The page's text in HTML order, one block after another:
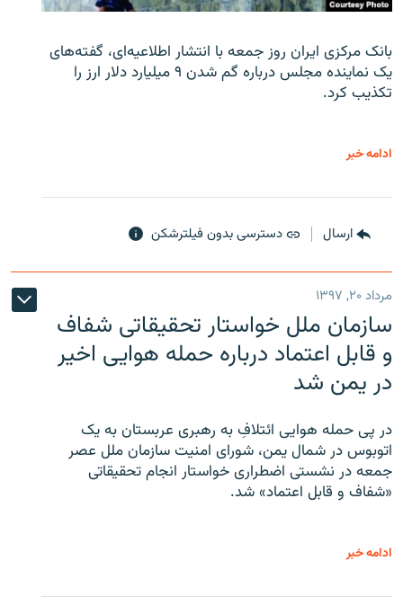
بانک مرکزی ایران روز جمعه با انتشار اطلاعیه‌ای، گفته‌های
یک نماینده مجلس درباره گم شدن ۹ میلیارد دلار ارز را
تکذیب کرد.
ادامه خبر
ارسال دسترسی بدون فیلترشکن
مرداد ۲۰, ۱۳۹۷
سازمان ملل خواستار تحقیقاتی شفاف
و قابل اعتماد درباره حمله هوایی اخیر
در یمن شد
در پی حمله هوایی ائتلافِ به رهبری عربستان به یک
اتوبوس در شمال یمن، شورای امنیت سازمان ملل عصر
جمعه در نشستی اضطراری خواستار انجام تحقیقاتی
«شفاف و قابل اعتماد» شد.
ادامه خبر